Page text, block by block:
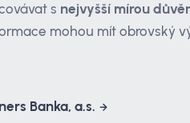
s nejvyšší mírou
mohou mít obrovský
Banka, a.s.